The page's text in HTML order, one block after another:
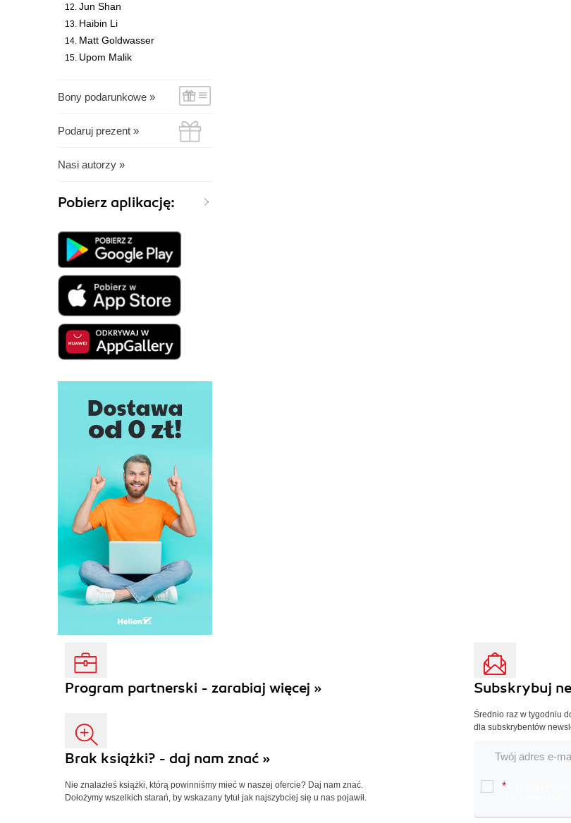
Jun Shan
Haibin Li
Matt Goldwasser
Upom Malik
Bony podarunkowe »
Podaruj prezent »
Nasi autorzy »
Pobierz aplikację:
Program partnerski - zarabiaj więcej »
Brak książki? - daj nam znać »
Nie znalazłeś książki, którą powinniśmy mieć w naszej ofercie? Daj nam znać.
Dołożymy wszelkich starań, by wskazany tytuł jak najszybciej się u nas pojawił.
Subskrybuj
Średnio raz w tygodniu
dla subskrybentów
*